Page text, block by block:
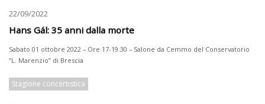
22/09/2022
Hans Gál: 35 anni dalla morte
Sabato 01 ottobre 2022 – Ore 17-19.30 – Salone da Cemmo del Conservatorio
“L. Marenzio” di Brescia
Stagione concertistica